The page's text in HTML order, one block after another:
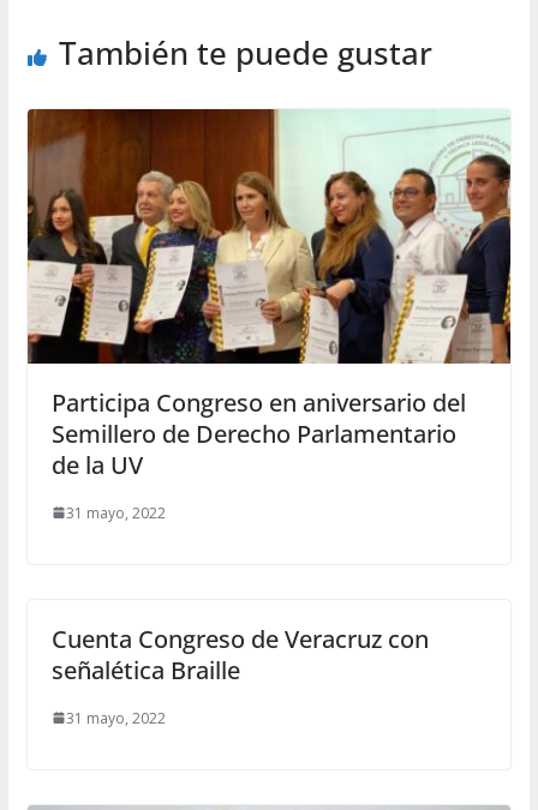
También te puede gustar
Participa Congreso en aniversario del
Semillero de Derecho Parlamentario
de la UV
31 mayo, 2022
Cuenta Congreso de Veracruz con
señalética Braille
31 mayo, 2022